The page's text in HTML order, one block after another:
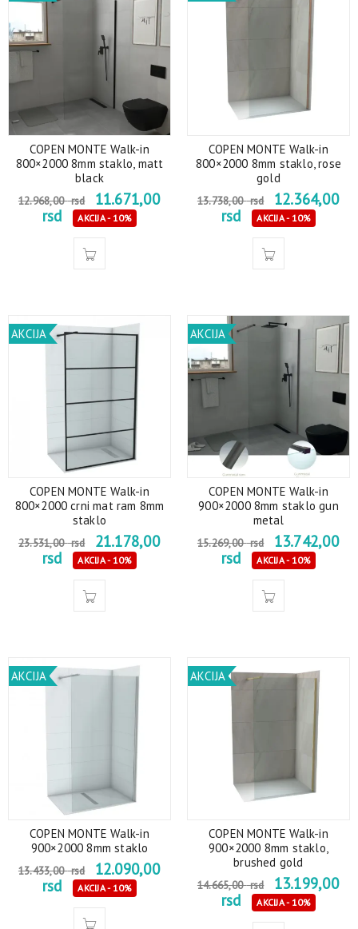
COPEN MONTE Walk-in
800×2000 8mm staklo, matt
black
12.968,00rsd
11.671,00
rsd
AKCIJA - 10%
COPEN MONTE Walk-in
800×2000 8mm staklo, rose
gold
13.738,00rsd
12.364,00
rsd
AKCIJA - 10%
AKCIJA
COPEN MONTE Walk-in
800×2000 crni mat ram 8mm
staklo
23.531,00rsd
21.178,00
rsd
AKCIJA - 10%
AKCIJA
COPEN MONTE Walk-in
900×2000 8mm staklo gun
metal
15.269,00rsd
13.742,00
rsd
AKCIJA - 10%
AKCIJA
COPEN MONTE Walk-in
900×2000 8mm staklo
13.433,00rsd
12.090,00
rsd
AKCIJA - 10%
AKCIJA
COPEN MONTE Walk-in
900×2000 8mm staklo,
brushed gold
14.665,00rsd
13.199,00
rsd
AKCIJA - 10%